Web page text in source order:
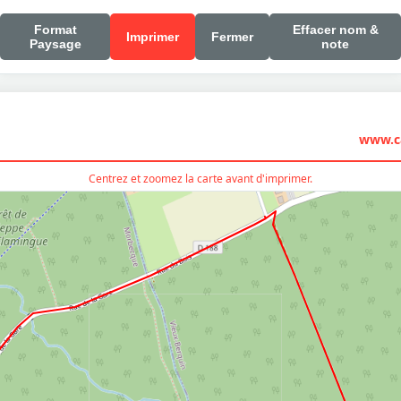
Format
Paysage
Imprimer Fermer
Effacer nom &
note
Centrez et zoomez la carte avant d'imprimer.